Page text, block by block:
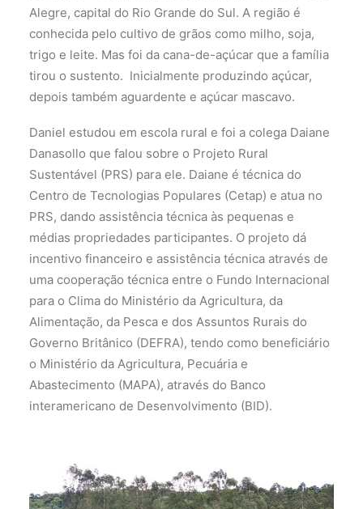
Alegre, capital do Rio Grande do Sul. A região é
conhecida pelo cultivo de grãos como milho, soja,
trigo e leite. Mas foi da cana-de-açúcar que a família
tirou o sustento. Inicialmente produzindo açúcar,
depois também aguardente e açúcar mascavo.
Daniel estudou em escola rural e foi a colega Daiane
Danasollo que falou sobre o Projeto Rural
Sustentável (PRS) para ele. Daiane é técnica do
Centro de Tecnologias Populares (Cetap) e atua no
PRS, dando assistência técnica às pequenas e
médias propriedades participantes. O projeto dá
incentivo financeiro e assistência técnica através de
uma cooperação técnica entre o Fundo Internacional
para o Clima do Ministério da Agricultura, da
Alimentação, da Pesca e dos Assuntos Rurais do
Governo Britânico (DEFRA), tendo como beneficiário
o Ministério da Agricultura, Pecuária e
Abastecimento (MAPA), através do Banco
interamericano de Desenvolvimento (BID).